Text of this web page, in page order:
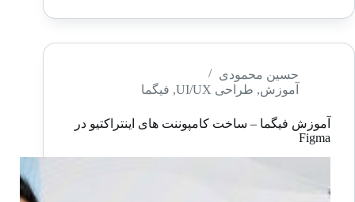
تفاوت
آن
با
لایبرری
حسین محمودی
آموزش, طراحی UI/UX , فیگما
آموزش فیگما – ساخت کامپوننت های اینتراکتیو در
Figma